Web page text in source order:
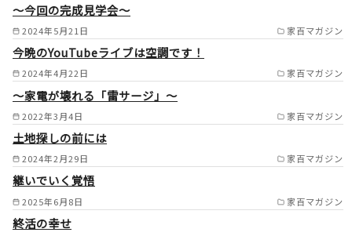
2024年5月21日 家百マガジン
～今回の完成見学会～
2024年4月22日 家百マガジン
今晩のYouTubeライブは空調です！
2022年3月4日 家百マガジン
～家電が壊れる「雷サージ」～
2024年2月29日 家百マガジン
土地探しの前には
2025年6月8日 家百マガジン
継いでいく覚悟
終活の幸せ